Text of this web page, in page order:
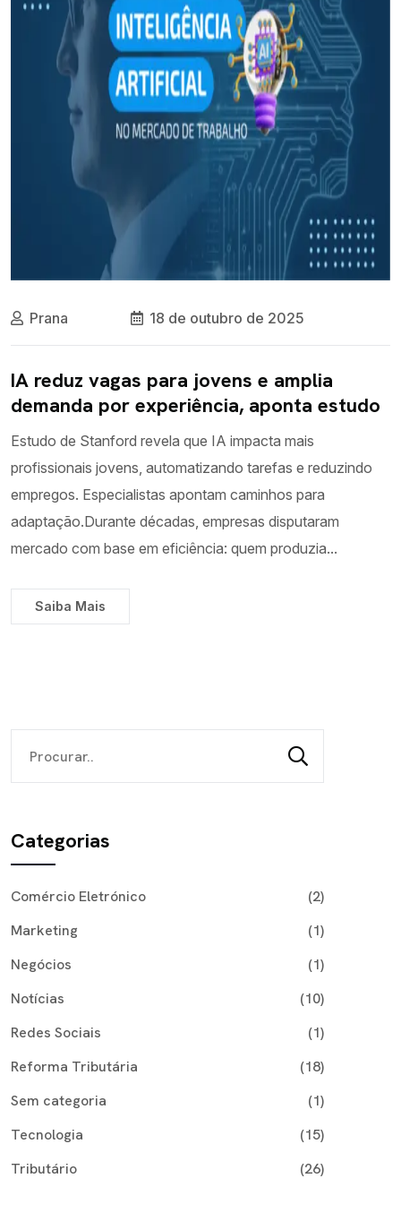
Prana 18 de outubro de 2025
IA reduz vagas para jovens e amplia
demanda por experiência, aponta estudo
Estudo de Stanford revela que IA impacta mais
profissionais jovens, automatizando tarefas e reduzindo
empregos. Especialistas apontam caminhos para
adaptação.Durante décadas, empresas disputaram
mercado com base em eficiência: quem produzia...
Saiba Mais
Categorias
Comércio Eletrónico
(2)
Marketing
(1)
Negócios
(1)
Notícias
(10)
Redes Sociais
(1)
Reforma Tributária
(18)
Sem categoria
(1)
Tecnologia
(15)
Tributário
(26)